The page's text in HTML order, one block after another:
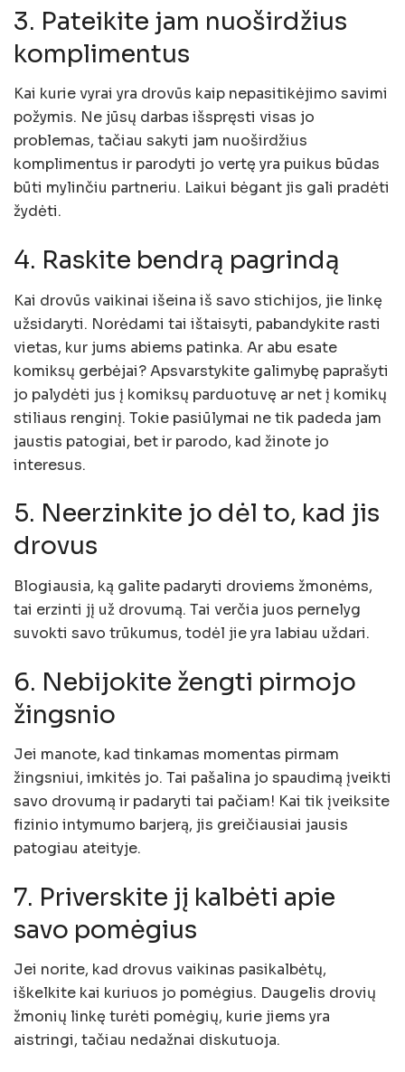
3. Pateikite jam nuoširdžius
komplimentus
Kai kurie vyrai yra drovūs kaip nepasitikėjimo savimi
požymis. Ne jūsų darbas išspręsti visas jo
problemas, tačiau sakyti jam nuoširdžius
komplimentus ir parodyti jo vertę yra puikus būdas
būti mylinčiu partneriu. Laikui bėgant jis gali pradėti
žydėti.
4. Raskite bendrą pagrindą
Kai drovūs vaikinai išeina iš savo stichijos, jie linkę
užsidaryti. Norėdami tai ištaisyti, pabandykite rasti
vietas, kur jums abiems patinka. Ar abu esate
komiksų gerbėjai? Apsvarstykite galimybę paprašyti
jo palydėti jus į komiksų parduotuvę ar net į komikų
stiliaus renginį. Tokie pasiūlymai ne tik padeda jam
jaustis patogiai, bet ir parodo, kad žinote jo
interesus.
5. Neerzinkite jo dėl to, kad jis
drovus
Blogiausia, ką galite padaryti droviems žmonėms,
tai erzinti jį už drovumą. Tai verčia juos pernelyg
suvokti savo trūkumus, todėl jie yra labiau uždari.
6. Nebijokite žengti pirmojo
žingsnio
Jei manote, kad tinkamas momentas pirmam
žingsniui, imkitės jo. Tai pašalina jo spaudimą įveikti
savo drovumą ir padaryti tai pačiam! Kai tik įveiksite
fizinio intymumo barjerą, jis greičiausiai jausis
patogiau ateityje.
7. Priverskite jį kalbėti apie
savo pomėgius
Jei norite, kad drovus vaikinas pasikalbėtų,
iškelkite kai kuriuos jo pomėgius. Daugelis drovių
žmonių linkę turėti pomėgių, kurie jiems yra
aistringi, tačiau nedažnai diskutuoja.